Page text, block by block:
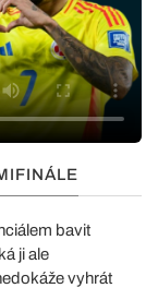
bavit
ji ale
vyhrát